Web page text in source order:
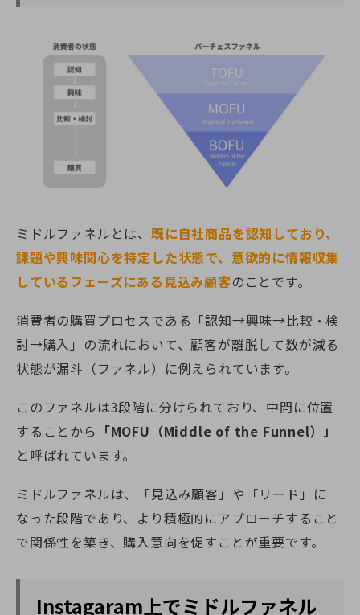
ミドルファネルとは、 既に自社商品を認知しており、
課題や興味関心を特定した状態で、意欲的に情報収集
しているフェーズにある見込み顧客のことです。
消費者の購買プロセスである「認知→興味→比較・検
討→購入」の流れにおいて、顧客が離脱して数が減る
状態が漏斗（ファネル）に例えられています。
このファネルは3段階に分けられており、中間に位置
することから 「MOFU（Middle of the Funnel）」
と呼ばれています。
ミドルファネルは、「見込み顧客」や「リード」に
なった段階であり、より積極的にアプローチすること
で関係性を築き、購入意向を促すことが重要です。
Instagaram上でミドルファネル